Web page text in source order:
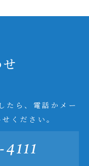
たら、電話かメー
ください。